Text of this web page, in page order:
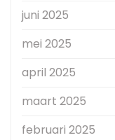
juni 2025
mei 2025
april 2025
maart 2025
februari 2025